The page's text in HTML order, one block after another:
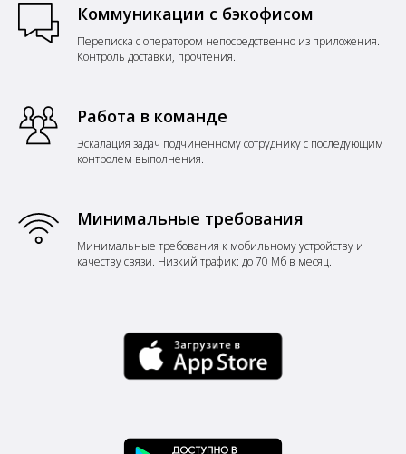
Коммуникации с бэкофисом
Переписка с оператором непосредственно из приложения.
Контроль доставки, прочтения.
Работа в команде
Эскалация задач подчиненному сотруднику с последующим
контролем выполнения.
Минимальные требования
Минимальные требования к мобильному устройству и
качеству связи. Низкий трафик: до 70 Мб в месяц.